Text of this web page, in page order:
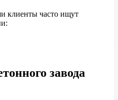
клиенты часто ищут
завода